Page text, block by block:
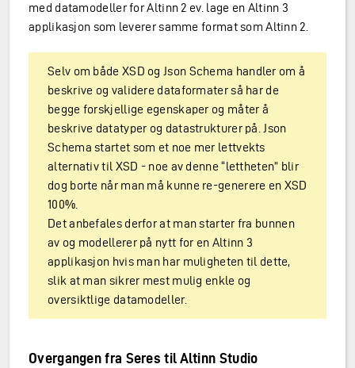
med datamodeller for Altinn 2 ev. lage en Altinn 3
applikasjon som leverer samme format som Altinn 2.
Selv om både XSD og Json Schema handler om å
beskrive og validere dataformater så har de
begge forskjellige egenskaper og måter å
beskrive datatyper og datastrukturer på. Json
Schema startet som et noe mer lettvekts
alternativ til XSD - noe av denne “lettheten” blir
dog borte når man må kunne re-generere en XSD
100%.
Det anbefales derfor at man starter fra bunnen
av og modellerer på nytt for en Altinn 3
applikasjon hvis man har muligheten til dette,
slik at man sikrer mest mulig enkle og
oversiktlige datamodeller.
Overgangen fra Seres til Altinn Studio